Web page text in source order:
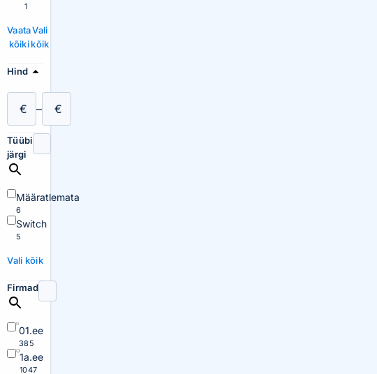
1
Vaata
kõiki
Vali
kõik
Hind
€ – €
Tüübi
järgi
Määratlemata
6
Switch
5
Vali kõik
Firmad
01.ee
385
1a.ee
1047